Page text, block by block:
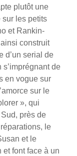
plutôt une
les petits
et Rankin-
construit
d’un serial de
de
en vogue sur
sur le
», qui
près de
le
et le
et font face à un